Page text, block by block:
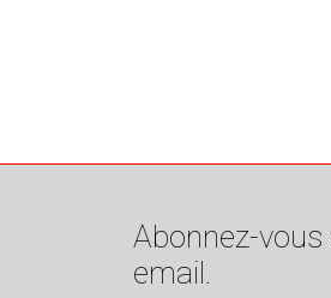
Abonnez-
email.